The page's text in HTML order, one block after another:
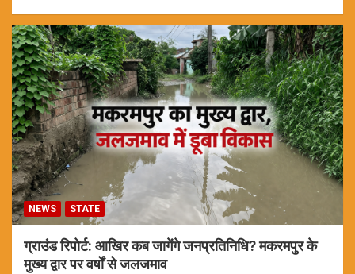
NEWS STATE
ग्राउंड रिपोर्ट: आखिर कब जागेंगे जनप्रतिनिधि? मकरमपुर के
मुख्य द्वार पर वर्षों से जलजमाव